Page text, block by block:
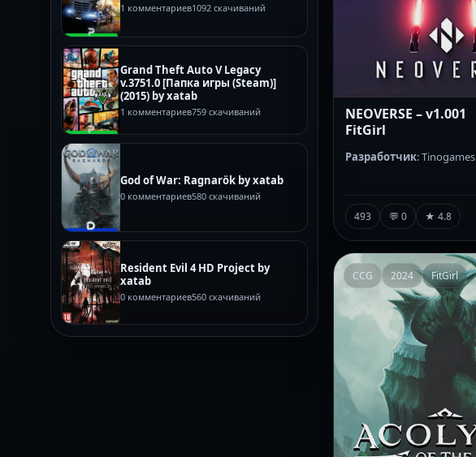
1 комментариев1092 скачиваний
Grand Theft Auto V Legacy
v.3751.0 [Папка игры (Steam)]
(2015) by xatab
1 комментариев759 скачиваний
God of War: Ragnarök by xatab
0 комментариев580 скачиваний
Resident Evil 4 HD Project by
xatab
0 комментариев560 скачиваний
NEOVERSE – v1.001
FitGirl
Разработчик: Tinogames
493 💬 0 ★ 4.8
CCG 2024 FitGirl